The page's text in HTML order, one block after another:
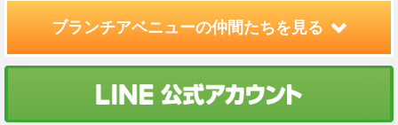
ブランチアベニューの仲間たちを見る